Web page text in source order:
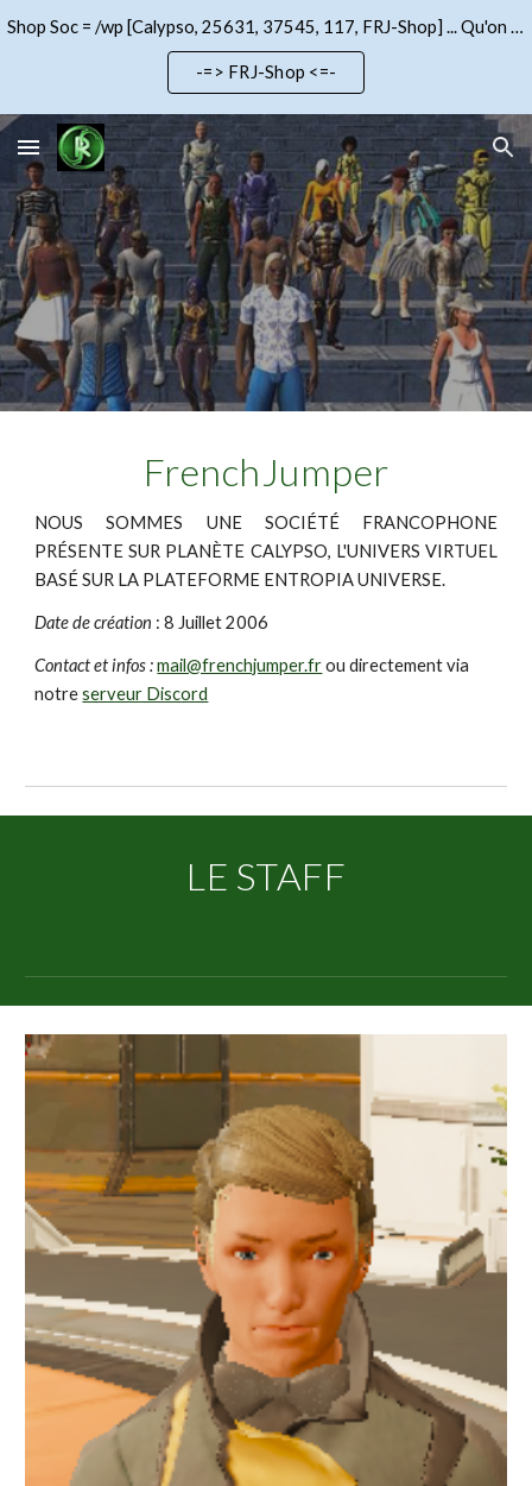
Skip to main content Skip to navigation
Shop Soc = /wp [Calypso, 25631, 37545, 117, FRJ-Shop] ... Qu'on se le dise !!!
-=> FRJ-Shop <=-
FrenchJumper
NOUS SOMMES UNE SOCIÉTÉ FRANCOPHONE
PRÉSENTE SUR PLANÈTE CALYPSO, L'UNIVERS VIRTUEL
BASÉ SUR LA PLATEFORME ENTROPIA UNIVERSE.
Date de création : 8 Juillet 2006
Contact et infos : mail@frenchjumper.frou directement via
notreserveur Discord
LE STAFF